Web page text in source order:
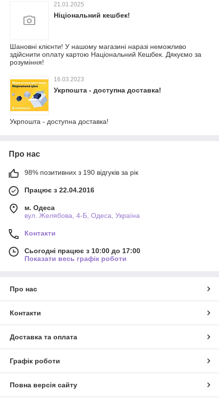
21.01.2025
Ніціональний кешбек!
Шановні клієнти! У нашому магазині наразі неможливо
здійснити оплату картою Національний Кешбек. Дякуємо за
розуміння!
16.03.2023
Укрпошта - доступна доставка!
Укрпошта - доступна доставка!
Про нас
98% позитивних з 190 відгуків за рік
Працює з 22.04.2016
м. Одеса
вул. Желябова, 4-Б, Одеса, Україна
Контакти
Сьогодні працює з 10:00 до 17:00
Показати весь графік роботи
Про нас
Контакти
Доставка та оплата
Графік роботи
Повна версія сайту